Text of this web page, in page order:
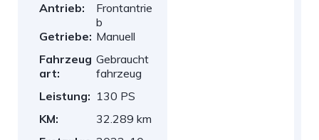
Antrieb:
Frontantrie
b
Getriebe: Manuell
Fahrzeug
art:
Gebraucht
fahrzeug
Leistung: 130 PS
KM:
32.289 km